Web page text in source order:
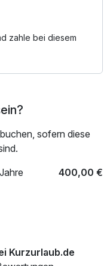
zahle bei diesem
sofern diese
400,00 €
Kurzurlaub.de